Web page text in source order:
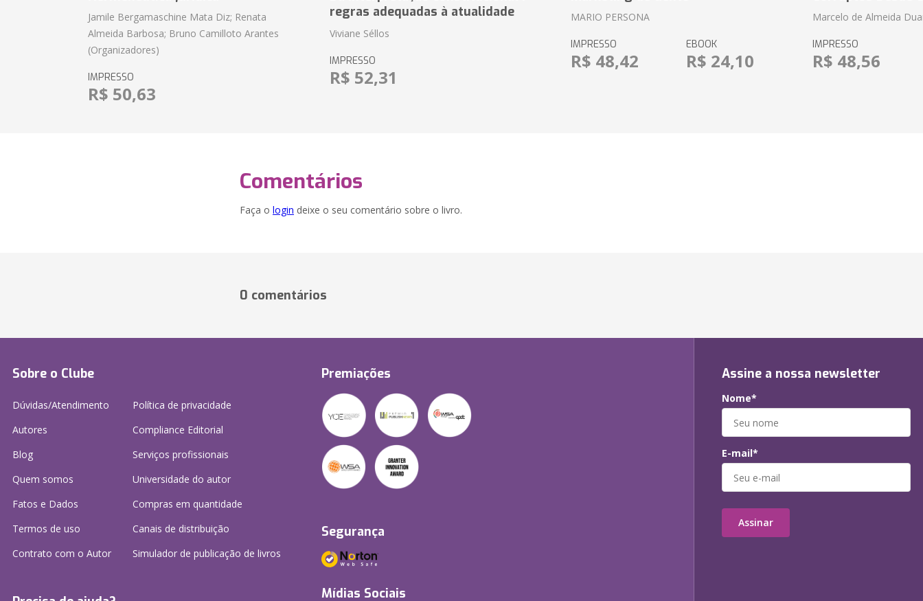
Jamile Bergamaschine Mata Diz; Renata
Almeida Barbosa; Bruno Camilloto Arantes
(Organizadores)
IMPRESSO
R$ 50,63
regras adequadas à atualidade
Viviane Séllos
IMPRESSO
R$ 52,31
MARIO PERSONA
IMPRESSO
R$ 48,42
EBOOK
R$ 24,10
Marcelo de Almeida
IMPRESSO
R$ 48,56
Comentários
Faça o login deixe o seu comentário sobre o livro.
0 comentários
Sobre o Clube
Dúvidas/Atendimento
Autores
Blog
Quem somos
Fatos e Dados
Termos de uso
Contrato com o Autor
Política de privacidade
Compliance Editorial
Serviços profissionais
Universidade do autor
Compras em quantidade
Canais de distribuição
Simulador de publicação de livros
Premiações
Segurança
Mídias Sociais
Assine a nossa newsletter
Nome*
E-mail*
Assinar